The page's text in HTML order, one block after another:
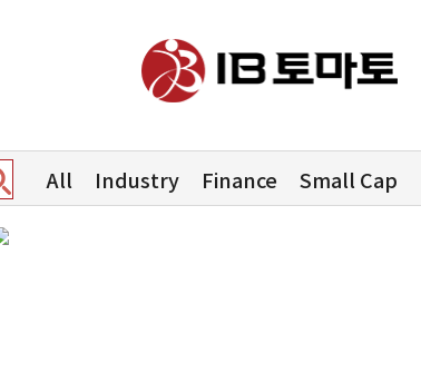
All Industry Finance Small Cap